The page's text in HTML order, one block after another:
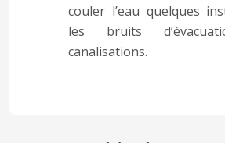
couler l’eau quelques
les bruits
canalisations.